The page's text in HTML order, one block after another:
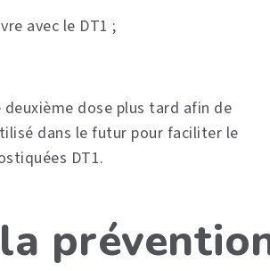
avec le DT1 ;
dose plus tard afin de
dans le futur pour faciliter le
DT1.